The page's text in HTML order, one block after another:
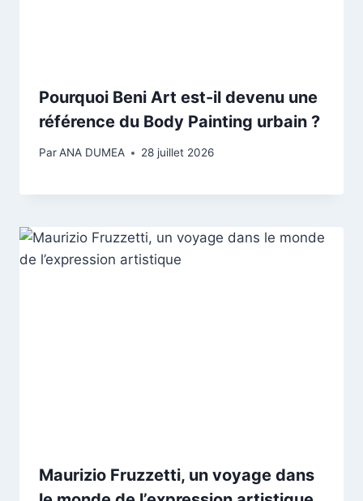
Pourquoi Beni Art est-il devenu une
référence du Body Painting urbain ?
ParANA DUMEA 28 juillet 2026
Maurizio Fruzzetti, un voyage dans